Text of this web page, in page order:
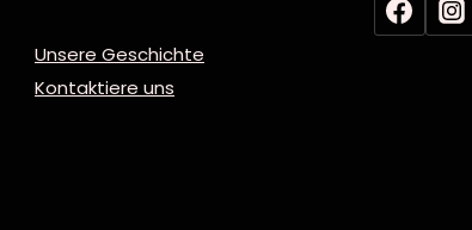
Unsere Geschichte
Kontaktiere uns